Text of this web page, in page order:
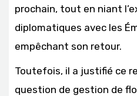
prochain, tout en niant
diplomatiques avec les
empêchant son retour.
Toutefois, il a justifié ce
question de gestion de